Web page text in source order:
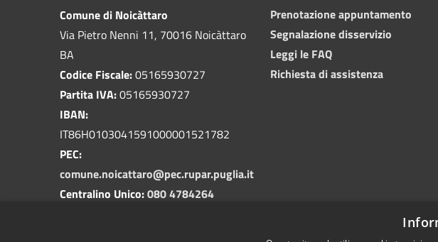
Comune di Noicàttaro
Via Pietro Nenni 11, 70016 Noicàttaro
BA
Codice Fiscale:05165930727
Partita IVA:05165930727
IBAN:
IT86H0103041591000001521782
PEC:
comune.noicattaro@pec.rupar.puglia.it
Centralino Unico:080 4784264
Prenotazione appuntamento
Segnalazione disservizio
Leggi le FAQ
Richiesta di assistenza